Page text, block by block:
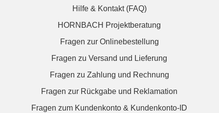
Hilfe & Kontakt (FAQ)
HORNBACH Projektberatung
Fragen zur Onlinebestellung
Fragen zu Versand und Lieferung
Fragen zu Zahlung und Rechnung
Fragen zur Rückgabe und Reklamation
Fragen zum Kundenkonto & Kundenkonto-ID